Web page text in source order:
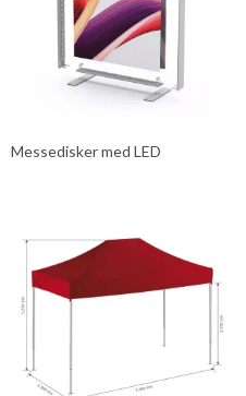
Messedisker med LED